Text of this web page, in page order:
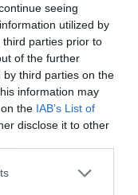
seeing
utilized by
parties prior to
of the further
third parties on the
information may
the IAB’s List of
disclose it to other
δημοσίευμα για
2000 στην